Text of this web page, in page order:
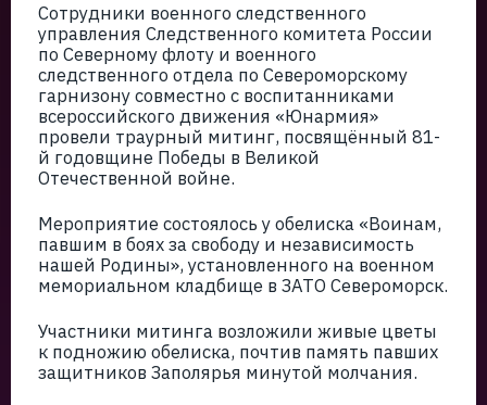
Сотрудники военного следственного
управления Следственного комитета России
по Северному флоту и военного
следственного отдела по Североморскому
гарнизону совместно с воспитанниками
всероссийского движения «Юнармия»
провели траурный митинг, посвящённый 81-
й годовщине Победы в Великой
Отечественной войне.
Мероприятие состоялось у обелиска «Воинам,
павшим в боях за свободу и независимость
нашей Родины», установленного на военном
мемориальном кладбище в ЗАТО Североморск.
Участники митинга возложили живые цветы
к подножию обелиска, почтив память павших
защитников Заполярья минутой молчания.